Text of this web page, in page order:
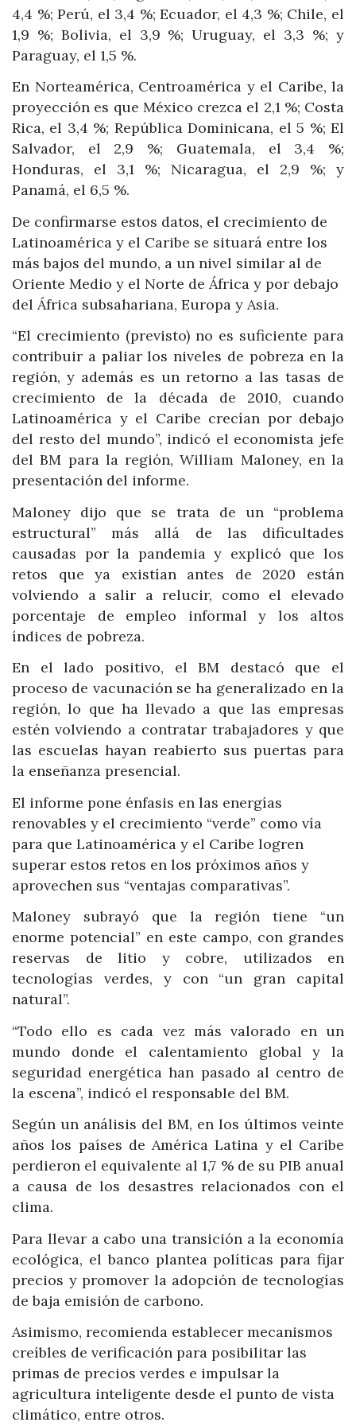
4,4 %; Perú, el 3,4 %; Ecuador, el 4,3 %; Chile, el
1,9 %; Bolivia, el 3,9 %; Uruguay, el 3,3 %; y
Paraguay, el 1,5 %.
En Norteamérica, Centroamérica y el Caribe, la
proyección es que México crezca el 2,1 %; Costa
Rica, el 3,4 %; República Dominicana, el 5 %; El
Salvador, el 2,9 %; Guatemala, el 3,4 %;
Honduras, el 3,1 %; Nicaragua, el 2,9 %; y
Panamá, el 6,5 %.
De confirmarse estos datos, el crecimiento de
Latinoamérica y el Caribe se situará entre los
más bajos del mundo, a un nivel similar al de
Oriente Medio y el Norte de África y por debajo
del África subsahariana, Europa y Asia.
“El crecimiento (previsto) no es suficiente para
contribuir a paliar los niveles de pobreza en la
región, y además es un retorno a las tasas de
crecimiento de la década de 2010, cuando
Latinoamérica y el Caribe crecían por debajo
del resto del mundo”, indicó el economista jefe
del BM para la región, William Maloney, en la
presentación del informe.
Maloney dijo que se trata de un “problema
estructural” más allá de las dificultades
causadas por la pandemia y explicó que los
retos que ya existían antes de 2020 están
volviendo a salir a relucir, como el elevado
porcentaje de empleo informal y los altos
índices de pobreza.
En el lado positivo, el BM destacó que el
proceso de vacunación se ha generalizado en la
región, lo que ha llevado a que las empresas
estén volviendo a contratar trabajadores y que
las escuelas hayan reabierto sus puertas para
la enseñanza presencial.
El informe pone énfasis en las energías
renovables y el crecimiento “verde” como vía
para que Latinoamérica y el Caribe logren
superar estos retos en los próximos años y
aprovechen sus “ventajas comparativas”.
Maloney subrayó que la región tiene “un
enorme potencial” en este campo, con grandes
reservas de litio y cobre, utilizados en
tecnologías verdes, y con “un gran capital
natural”.
“Todo ello es cada vez más valorado en un
mundo donde el calentamiento global y la
seguridad energética han pasado al centro de
la escena”, indicó el responsable del BM.
Según un análisis del BM, en los últimos veinte
años los países de América Latina y el Caribe
perdieron el equivalente al 1,7 % de su PIB anual
a causa de los desastres relacionados con el
clima.
Para llevar a cabo una transición a la economía
ecológica, el banco plantea políticas para fijar
precios y promover la adopción de tecnologías
de baja emisión de carbono.
Asimismo, recomienda establecer mecanismos
creíbles de verificación para posibilitar las
primas de precios verdes e impulsar la
agricultura inteligente desde el punto de vista
climático, entre otros.